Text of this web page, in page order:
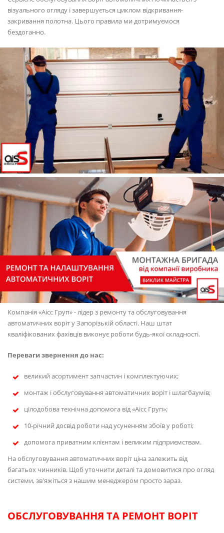
візуального огляду і завершується циклом відкривання-
закривання полотна. Цього правила ми дотримуємося
бездоганно.
Компанія «Аісс Груп» - лідер з ремонту та обслуговування
автоматичних воріт у Запорізькій області. Наш штат
кваліфікованих фахівців виконує роботи будь-якої складності.
Переваги звернення до нас:
великий асортимент запчастин і комплектуючих;
монтаж і обслуговування автоматичних воріт і шлагбаумів;
цілодобова технічна допомога від «Аісс Груп»;
10-річний досвід роботи над усуненням збоїв у роботі;
допомога приватним клієнтам і великим підприємствам.
На обслуговування автоматичних воріт ціна залежить від
багатьох чинників. Щоб уточнити деталі та домовитися про огляд
системи, зв'яжіться з нашим менеджером просто зараз.
ОБСЛУГОВУВАННЯ ТА РЕМОНТ ВОРІТ